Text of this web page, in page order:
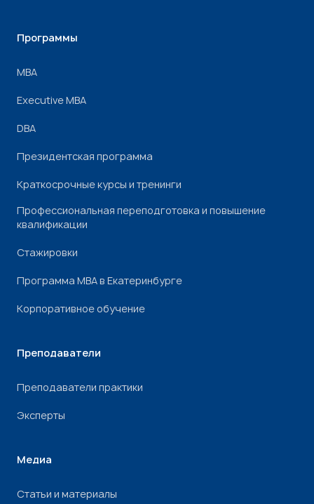
Программы
МВА
Executive MBA
DBA
Президентская программа
Краткосрочные курсы и тренинги
Профессиональная переподготовка и повышение
квалификации
Стажировки
Программа МВА в Екатеринбурге
Корпоративное обучение
Преподаватели
Преподаватели практики
Эксперты
Медиа
Статьи и материалы